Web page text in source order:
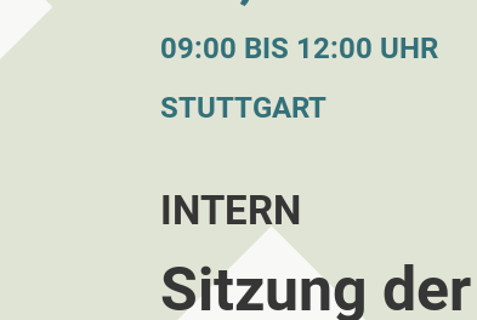
09:00 BIS 12:00 UHR
STUTTGART
INTERN
Sitzung